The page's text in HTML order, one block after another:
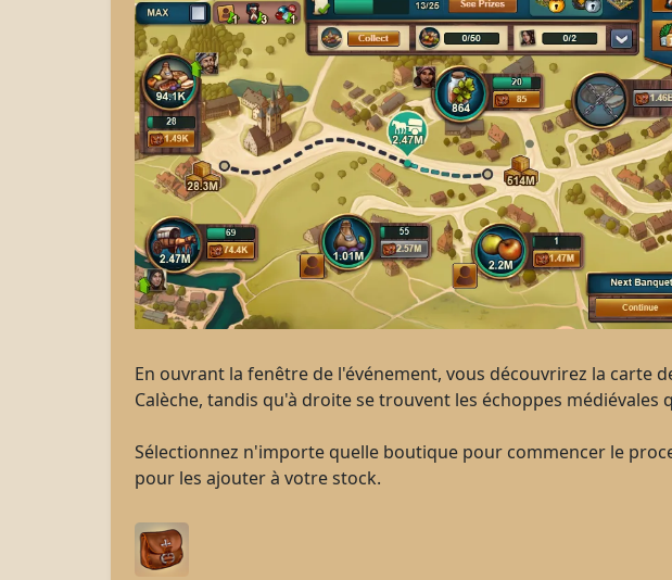
En ouvrant la fenêtre de l'événement, vous découvrirez la carte
Calèche, tandis qu'à droite se trouvent les échoppes
Sélectionnez n'importe quelle boutique pour commencer le
pour les ajouter à votre stock.